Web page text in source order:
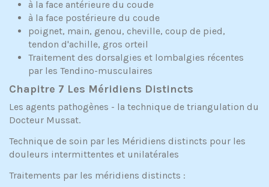
à la face antérieure du coude
à la face postérieure du coude
poignet, main, genou, cheville, coup de pied,
tendon d'achille, gros orteil
Traitement des dorsalgies et lombalgies récentes
par les Tendino-musculaires
Chapitre 7 Les Méridiens Distincts
Les agents pathogènes - la technique de triangulation du
Docteur Mussat.
Technique de soin par les Méridiens distincts pour les
douleurs intermittentes et unilatérales
Traitements par les méridiens distincts :